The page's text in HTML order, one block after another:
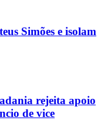
Simões e isolam
rejeita apoio
de vice